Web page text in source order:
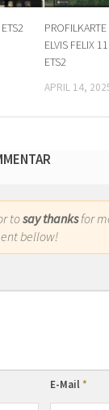
ELVIS FELIX
ETS2
APRIL 14,
tosay thanksfor
bellow!
E-Mail*